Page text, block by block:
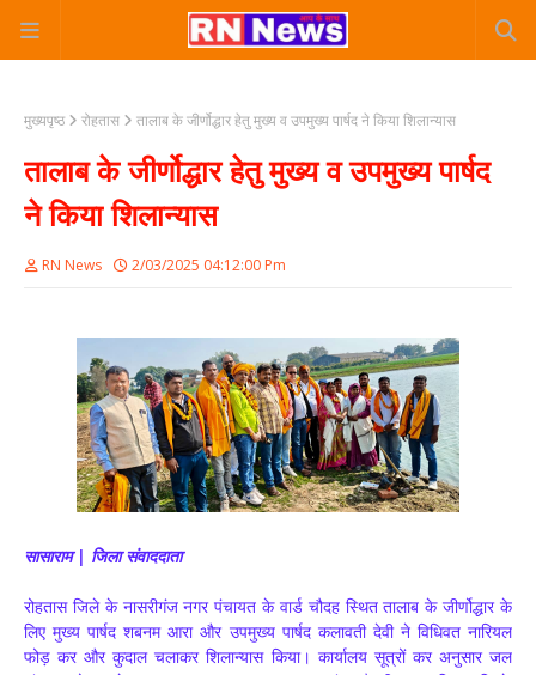
मुख्यपृष्ठ रोहतास तालाब के जीर्णोद्धार हेतु मुख्य व उपमुख्य पार्षद ने किया शिलान्यास
तालाब के जीर्णोद्धार हेतु मुख्य व उपमुख्य पार्षद
ने किया शिलान्यास
RN News 2/03/2025 04:12:00 Pm
सासाराम | जिला संवाददाता
रोहतास जिले के नासरीगंज नगर पंचायत के वार्ड चौदह स्थित तालाब के जीर्णोद्धार के
लिए मुख्य पार्षद शबनम आरा और उपमुख्य पार्षद कलावती देवी ने विधिवत नारियल
फोड़ कर और कुदाल चलाकर शिलान्यास किया। कार्यालय सूत्रों कर अनुसार जल